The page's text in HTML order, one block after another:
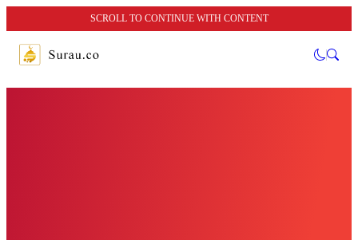
SCROLL TO CONTINUE WITH CONTENT